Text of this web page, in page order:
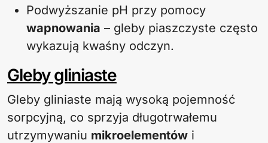
Podwyższanie pH przy pomocy
wapnowania – gleby piaszczyste często
wykazują kwaśny odczyn.
Gleby gliniaste
Gleby gliniaste mają wysoką pojemność
sorpcyjną, co sprzyja długotrwałemu
utrzymywaniu mikroelementów i